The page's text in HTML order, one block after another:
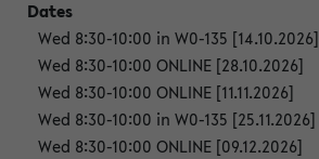
Wed 8:30-10:00 in W0-135 [14.10.2026]
Wed 8:30-10:00 ONLINE [28.10.2026]
Wed 8:30-10:00 ONLINE [11.11.2026]
Wed 8:30-10:00 in W0-135 [25.11.2026]
Wed 8:30-10:00 ONLINE [09.12.2026]